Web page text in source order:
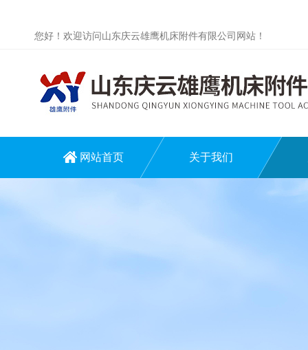
您好！欢迎访问山东庆云雄鹰机床附件有限公司网站！
网站首页 关于我们